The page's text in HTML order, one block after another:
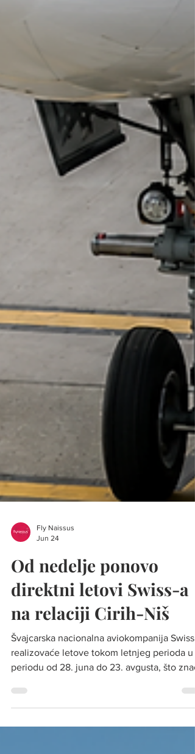
Od nedelje ponovo
direktni letovi Swiss-a
na relaciji Cirih-Niš
Švajcarska nacionalna aviokompanija Swiss
realizovaće letove tokom letnjeg perioda u
periodu od 28. juna do 23. avgusta, što